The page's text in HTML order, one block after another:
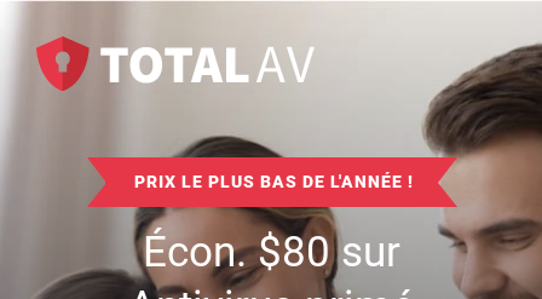
PRIX LE PLUS BAS DE L'ANNÉE !
Écon.$80sur